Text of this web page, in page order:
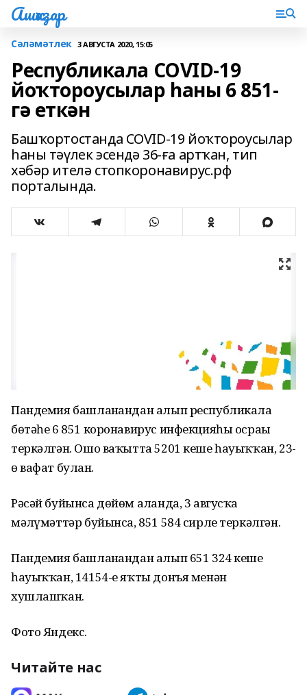
Ашҡаҙар
Сәләмәтлек 3 АВГУСТА 2020, 15:05
Республикала COVID-19
йоҡтороусылар һаны 6 851-
гә еткән
Башҡортостанда COVID-19 йоҡтороусылар
һаны тәүлек эсендә 36-ға артҡан, тип
хәбәр ителә стопкоронавирус.рф
порталында.
Пандемия башланғандан алып республикала
бөтәһе 6 851 коронавирус инфекцияһы осрағы
теркәлгән. Ошо ваҡытта 5201 кеше һауыҡҡан, 23-
ө вафат булған.
Рәсәй буйынса дөйөм алғанда, 3 авгусҡа
мәғлүмәттәр буйынса, 851 584 сирле теркәлгән.
Пандемия башланғандан алып 651 324 кеше
һауыҡҡан, 14154-е яҡты донъя менән
хушлашҡан.
Фото Яндекс.
Читайте нас